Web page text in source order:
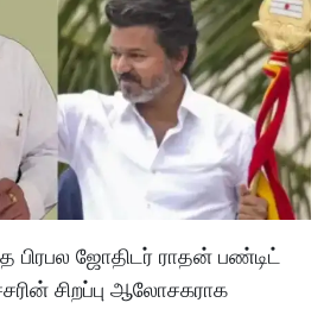
பிரபல ஜோதிடர் ராதன் பண்டிட்
சிறப்பு ஆலோசகராக